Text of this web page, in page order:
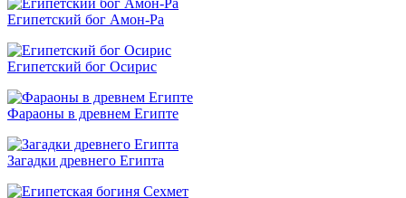
Египетский бог Амон-Ра
Египетский бог Осирис
Фараоны в древнем Египте
Загадки древнего Египта